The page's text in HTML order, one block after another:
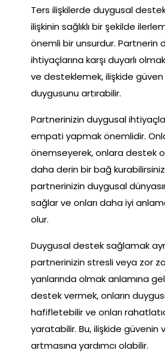
Ters ilişkilerde duygusal
ilişkinin sağlıklı bir şekilde
önemli bir unsurdur. Partnerin
ihtiyaçlarına karşı duyarlı
ve desteklemek, ilişkide güven
duygusunu artırabilir.
Partnerinizin duygusal
empati yapmak önemlidir.
önemseyerek, onlara destek
daha derin bir bağ
partnerinizin duygusal
sağlar ve onları daha iyi
olur.
Duygusal destek sağlamak
partnerinizin stresli veya zor
yanlarında olmak anlamına
destek vermek, onların
hafifletebilir ve onları
yaratabilir. Bu, ilişkide güvenin
artmasına yardımcı olabilir.